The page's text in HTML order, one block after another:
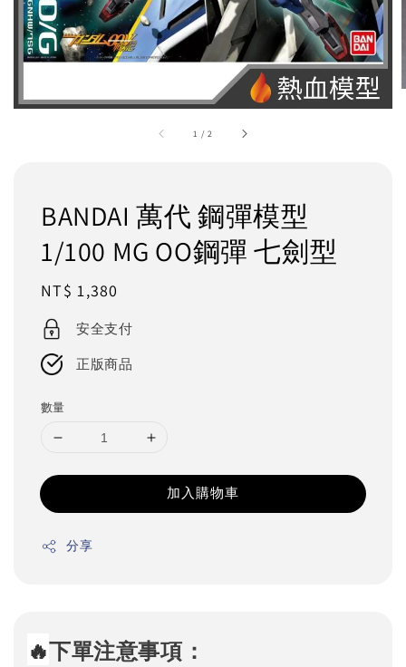
1 /2
BANDAI 萬代 鋼彈模型
1/100 MG OO鋼彈 七劍型
Regular
price
NT$ 1,380
安全支付
正版商品
數量
加入購物車
分享
🔥下單注意事項：